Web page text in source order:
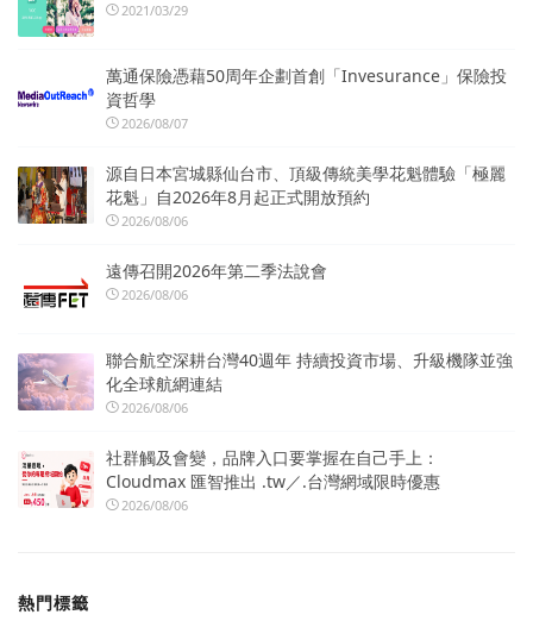
2021/03/29
萬通保險憑藉50周年企劃首創「Invesurance」保險投
資哲學
2026/08/07
源自日本宮城縣仙台市、頂級傳統美學花魁體驗「極麗
花魁」自2026年8月起正式開放預約
2026/08/06
遠傳召開2026年第二季法說會
2026/08/06
聯合航空深耕台灣40週年 持續投資市場、升級機隊並強
化全球航網連結
2026/08/06
社群觸及會變，品牌入口要掌握在自己手上：
Cloudmax 匯智推出 .tw／.台灣網域限時優惠
2026/08/06
熱門標籤